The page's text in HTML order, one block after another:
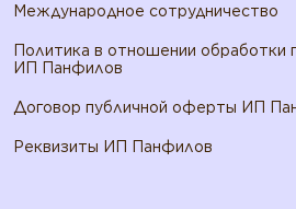
Международное сотрудничество
Политика в отношении обработки
ИП Панфилов
Договор публичной оферты ИП
Реквизиты ИП Панфилов